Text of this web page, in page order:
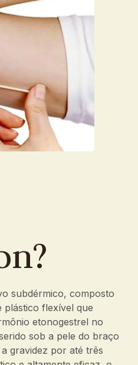
subdérmico, composto
plástico flexível que
etonogestrel no
sob a pele do braço
gravidez por até três